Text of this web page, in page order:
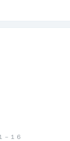
－１６